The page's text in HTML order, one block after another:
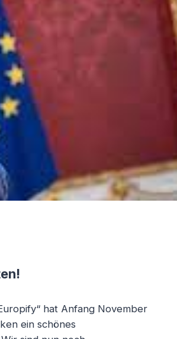
hat Anfang November
ein schönes